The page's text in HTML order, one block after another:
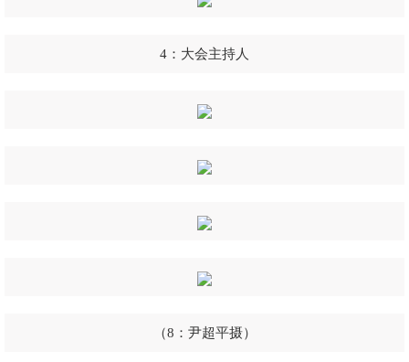
4：大会主持人
（8：尹超平摄）